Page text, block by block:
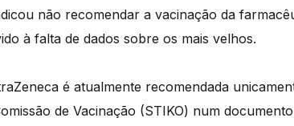
não recomendar a vacinação da
à falta de dados sobre os mais velhos.
é atualmente recomendada
de Vacinação (STIKO) num